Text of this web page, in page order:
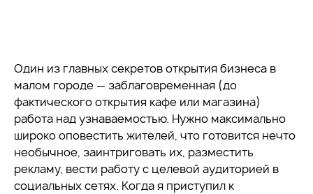
Один из главных секретов открытия бизнеса в
малом городе — заблаговременная (до
фактического открытия кафе или магазина)
работа над узнаваемостью. Нужно максимально
широко оповестить жителей, что готовится нечто
необычное, заинтриговать их, разместить
рекламу, вести работу с целевой аудиторией в
социальных сетях. Когда я приступил к